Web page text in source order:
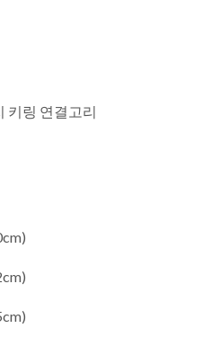
키링 연결고리